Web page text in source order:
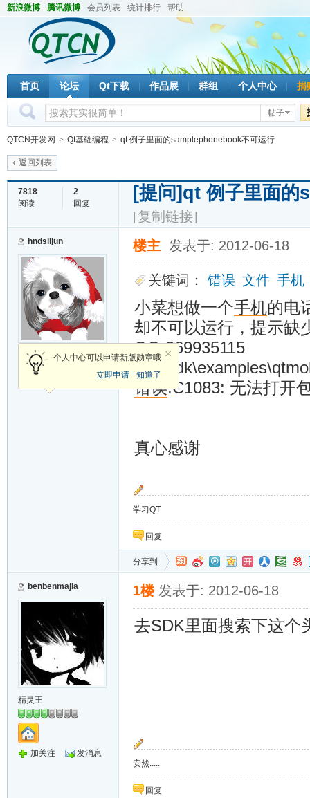
新浪微博 腾讯微博 会员列表 统计排行 帮助
首页 论坛 Qt下载 作品展 群组 个人中心 捐
帖子
QTCN开发网 > Qt基础编程 > qt 例子里面的samplephonebook不可运行
返回列表
7818
阅读
2
回复
[提问]qt 例子里面
[复制链接]
hndslijun
新手上路
个人中心可以申请新版勋章哦
立即申请
知道了
楼主 发表于: 2012-06-18
关键词： 错误 文件 手机
小菜想做一个手机的电
却不可以运行，提示缺
QQ 369935115
错误:C1083: 无法打开
真心感谢
学习QT
回复
分享到
benbenmajia
精灵王
加关注 发消息
1楼 发表于: 2012-06-18
去SDK里面搜索下这个
安然.....
回复